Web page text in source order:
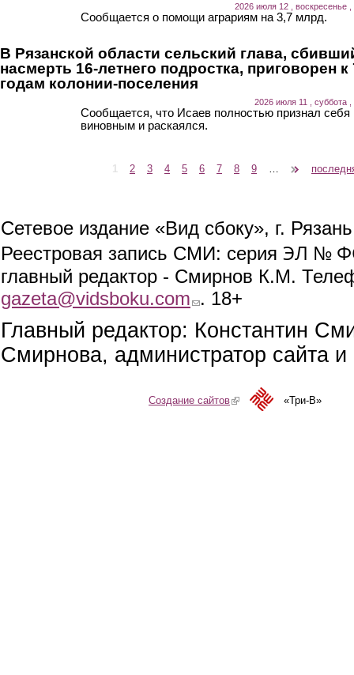
2026 июля 12 , воскресенье ,
Сообщается о помощи аграриям на 3,7 млрд.
В Рязанской области сельский глава,
насмерть 16-летнего подростка, приговорен к
годам колонии-поселения
2026 июля 11 , суббота ,
Сообщается, что Исаев полностью признал себя
виновным и раскаялся.
1 2 3 4 5 6 7 8 9
Сетевое издание «Вид сбоку», г.
Реестровая запись СМИ: серия ЭЛ №
главный редактор - Смирнов К.М.
gazeta@vidsboku.com (link sends e-mail)
. 18+
Главный редактор: Константин
Смирнова, администратор сайта
Создание сайтов(link is external)«Три-В»